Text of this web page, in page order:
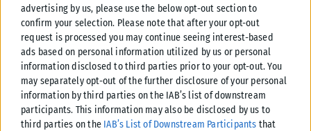
advertising by us, please use the below opt-out section to
confirm your selection. Please note that after your opt-out
request is processed you may continue seeing interest-based
ads based on personal information utilized by us or personal
information disclosed to third parties prior to your opt-out. You
may separately opt-out of the further disclosure of your personal
information by third parties on the IAB’s list of downstream
participants. This information may also be disclosed by us to
third parties on the IAB’s List of Downstream Participants that